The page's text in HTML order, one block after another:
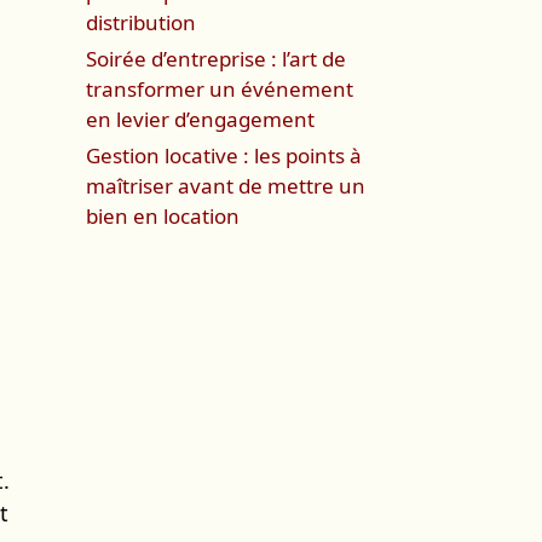
distribution
Soirée d’entreprise : l’art de
transformer un événement
en levier d’engagement
Gestion locative : les points à
maîtriser avant de mettre un
bien en location